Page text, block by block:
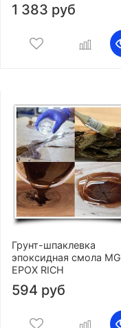
1 383 руб
Грунт-шпаклевка
эпоксидная смола MG
EPOX RICH
594 руб